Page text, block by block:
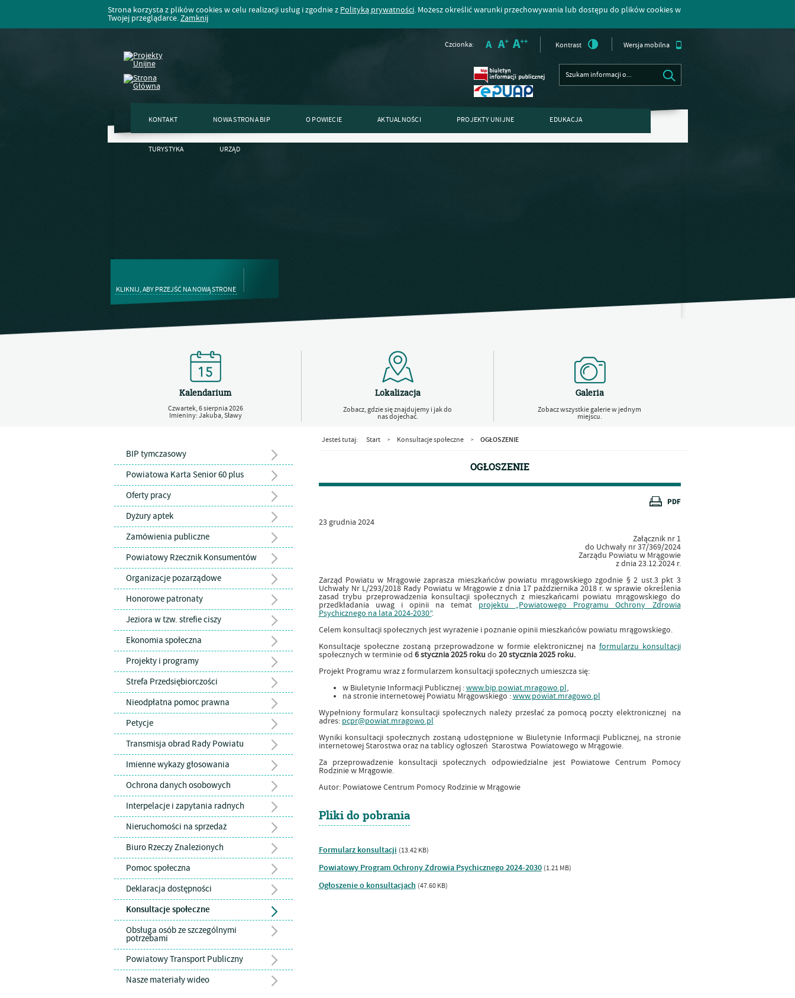
Strona korzysta z plików cookies w celu realizacji usług i zgodnie z Polityką prywatności. Możesz określić warunki przechowywania lub dostępu do plików cookies w
Twojej przeglądarce.Zamknij
Czcionka: Kontrast Wersja mobilna
KONTAKT NOWA STRONA BIP O POWIECIE AKTUALNOŚCI PROJEKTY UNIJNE EDUKACJA
TURYSTYKA URZĄD
KLIKNIJ, ABY PRZEJŚĆ NA NOWĄ STRONE
Kalendarium
Czwartek,6sierpnia2026
Imieniny: Jakuba, Sławy
Lokalizacja
Zobacz, gdzie się znajdujemy i jak do
nas dojechać.
Galeria
Zobacz wszystkie galerie w jednym
miejscu.
BIP tymczasowy
Powiatowa Karta Senior 60 plus
Oferty pracy
Dyżury aptek
Zamówienia publiczne
Powiatowy Rzecznik Konsumentów
Organizacje pozarządowe
Honorowe patronaty
Jeziora w tzw. strefie ciszy
Ekonomia społeczna
Projekty i programy
Strefa Przedsiębiorczości
Nieodpłatna pomoc prawna
Petycje
Transmisja obrad Rady Powiatu
Imienne wykazy głosowania
Ochrona danych osobowych
Interpelacje i zapytania radnych
Nieruchomości na sprzedaż
Biuro Rzeczy Znalezionych
Pomoc społeczna
Deklaracja dostępności
Konsultacje społeczne
Obsługa osób ze szczególnymi
potrzebami
Powiatowy Transport Publiczny
Nasze materiały wideo
Jesteś tutaj: Start > Konsultacje społeczne > OGŁOSZENIE
OGŁOSZENIE
23grudnia2024
Załącznik nr 1
do Uchwały nr 37/369/2024
Zarządu Powiatu w Mrągowie
z dnia 23.12.2024 r.
Zarząd Powiatu w Mrągowie zaprasza mieszkańców powiatu mrągowskiego zgodnie § 2 ust.3 pkt 3
Uchwały Nr L/293/2018 Rady Powiatu w Mrągowie z dnia 17 października 2018 r. w sprawie określenia
zasad trybu przeprowadzenia konsultacji społecznych z mieszkańcami powiatu mrągowskiego do
przedkładania uwag i opinii na temat projektu „Powiatowego Programu Ochrony Zdrowia
Psychicznego na lata 2024-2030”.
Celem konsultacji społecznych jest wyrażenie i poznanie opinii mieszkańców powiatu mrągowskiego.
Konsultacje społeczne zostaną przeprowadzone w formie elektronicznej na formularzu konsultacji
społecznych w terminie od 6 stycznia 2025 roku do 20 stycznia 2025 roku.
Projekt Programu wraz z formularzem konsultacji społecznych umieszcza się:
w Biuletynie Informacji Publicznej :www.bip.powiat.mragowo.pl,
na stronie internetowej Powiatu Mrągowskiego :www.powiat.mragowo.pl
Wypełniony formularz konsultacji społecznych należy przesłać za pomocą poczty elektronicznej na
adres: pcpr@powiat.mragowo.pl
Wyniki konsultacji społecznych zostaną udostępnione w Biuletynie Informacji Publicznej, na stronie
internetowej Starostwa oraz na tablicy ogłoszeń Starostwa Powiatowego w Mrągowie.
Za przeprowadzenie konsultacji społecznych odpowiedzialne jest Powiatowe Centrum Pomocy
Rodzinie w Mrągowie.
Autor: Powiatowe Centrum Pomocy Rodzinie w Mrągowie
Pliki do pobrania
Formularz konsultacji (13.42 KB)
Powiatowy Program Ochrony Zdrowia Psychicznego 2024-2030 (1.21 MB)
Ogłoszenie o konsultacjach (47.60 KB)